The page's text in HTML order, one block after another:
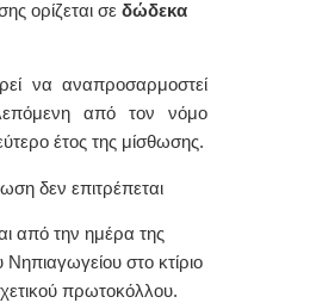
ορίζεται σε δώδεκα
να αναπροσαρμοστεί
από τον νόμο
έτος της μίσθωσης.
δεν επιτρέπεται
από την ημέρα της
στο κτίριο
πρωτοκόλλου.